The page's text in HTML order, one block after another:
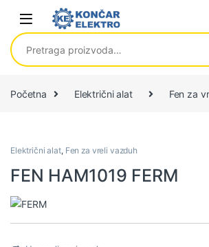
Skip to navigation
Skip to content
Pretraga za:
Početna Električni alat Fen za
Električni alat, Fen za vreli vazduh
FEN HAM1019 FERM